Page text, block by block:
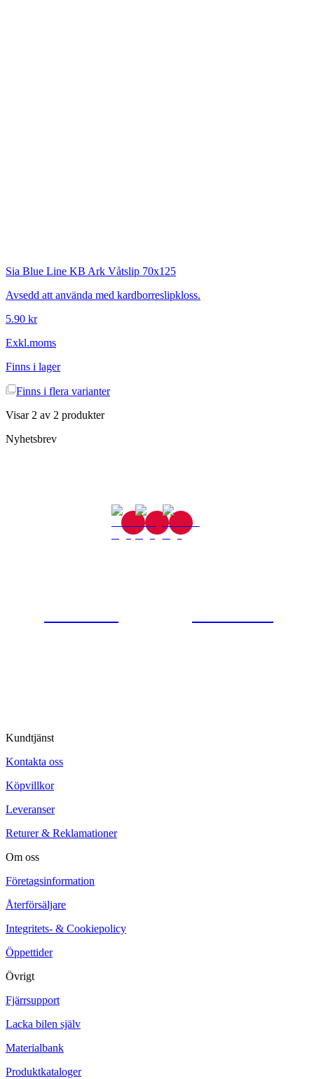
Sia Blue Line KB Ark Våtslip 70x125
Avsedd att använda med kardborreslipkloss.
5.90 kr
Exkl.moms
Finns i lager
Finns i flera varianter
Visar2 av 2 produkter
Nyhetsbrev
Kundtjänst
Kontakta oss
Köpvillkor
Leveranser
Returer & Reklamationer
Om oss
Företagsinformation
Återförsäljare
Integritets- & Cookiepolicy
Öppettider
Övrigt
Fjärrsupport
Lacka bilen själv
Materialbank
Produktkataloger